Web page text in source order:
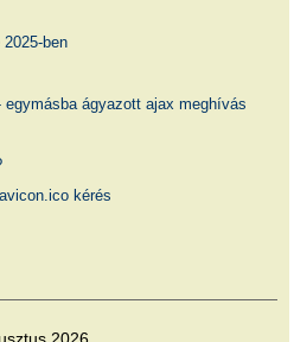
ben
ágyazott ajax meghívás
kérés
2026